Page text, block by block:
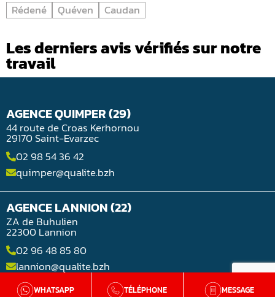
WHATSAPP TÉLÉPHONE MESSAGE
Rédené
Quéven Caudan
Les derniers avis vérifiés sur notre
travail
AGENCE QUIMPER (29)
44 route de Croas Kerhornou
29170 Saint-Evarzec
02 98 54 36 42
quimper@qualite.bzh
AGENCE LANNION (22)
ZA de Buhulien
22300 Lannion
02 96 48 85 80
lannion@qualite.bzh